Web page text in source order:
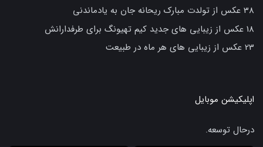
38 عکس از تولدت مبارک ریحانه جان به یادماندنی
18 عکس از زیبایی های جدید کیم تهیونگ برای طرفدارانش
23 عکس از زیبایی های هر ماه در طبیعت
اپلیکیشن موبایل
درحال توسعه.